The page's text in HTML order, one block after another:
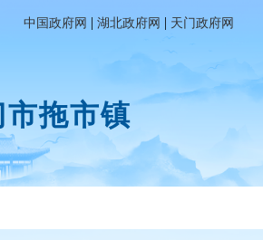
中国政府网 | 湖北政府网 | 天门政府网
市拖市镇